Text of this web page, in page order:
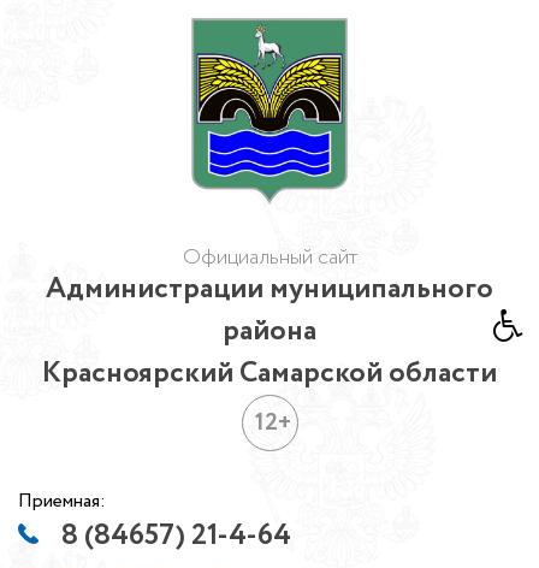
Официальный сайт
Администрации муниципального
района
Красноярский Самарской области
12+
Приемная:
8 (84657) 21-4-64